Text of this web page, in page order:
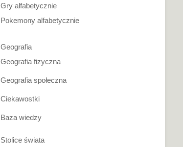
Gry alfabetycznie
Pokemony alfabetycznie
Geografia
Geografia fizyczna
Geografia społeczna
Ciekawostki
Baza wiedzy
Stolice świata